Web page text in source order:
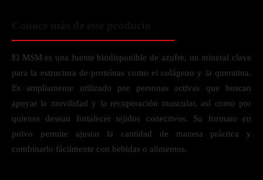
El MSM es una fuente biodisponible de azufre, un mineral clave
para la estructura de proteínas como el colágeno y la queratina.
Es ampliamente utilizado por personas activas que buscan
apoyar la movilidad y la recuperación muscular, así como por
quienes desean fortalecer tejidos conectivos. Su formato en
polvo permite ajustar la cantidad de manera práctica y
combinarlo fácilmente con bebidas o alimentos.